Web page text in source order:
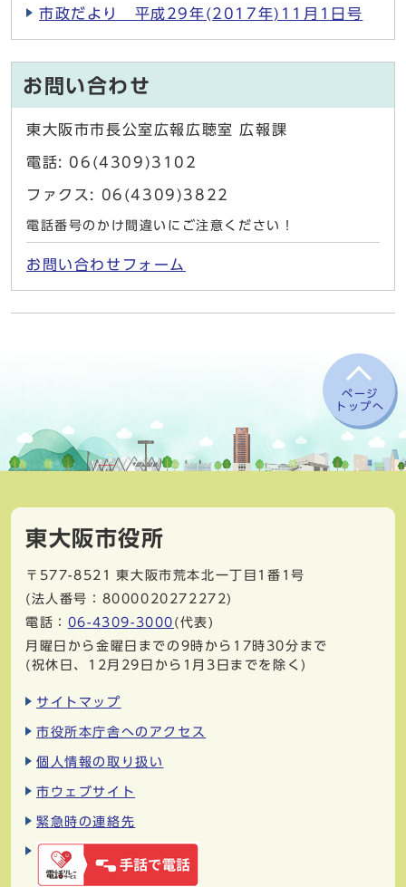
市政だより 平成29年(2017年)11月1日号
お問い合わせ
東大阪市市長公室広報広聴室 広報課
電話: 06(4309)3102
ファクス: 06(4309)3822
電話番号のかけ間違いにご注意ください！
お問い合わせフォーム
ページ
トップへ
東大阪市役所
〒577-8521
東大阪市荒本北一丁目1番1号
(法人番号：8000020272272)
電話： 06-4309-3000 (代表)
月曜日から金曜日までの9時から17時30分まで
(祝休日、12月29日から1月3日までを除く)
サイトマップ
市役所本庁舎へのアクセス
個人情報の取り扱い
市ウェブサイト
緊急時の連絡先